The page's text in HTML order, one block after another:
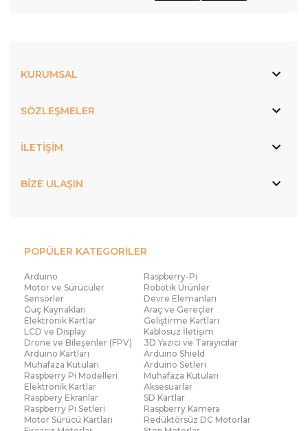
KURUMSAL
SÖZLEŞMELER
İLETİŞİM
BİZE ULAŞIN
POPÜLER KATEGORİLER
Arduino
Raspberry-Pi
Motor ve Sürücüler
Robotik Ürünler
Sensörler
Devre Elemanları
Güç Kaynakları
Araç ve Gereçler
Elektronik Kartlar
Geliştirme Kartları
LCD ve Display
Kablosuz İletişim
Drone ve Bileşenler (FPV)
3D Yazıcı ve Tarayıcılar
Arduino Kartları
Arduino Shield
Muhafaza Kutuları
Arduino Setleri
Raspberry Pi Modelleri
Muhafaza Kutuları
Elektronik Kartlar
Aksesuarlar
Raspbery Ekranlar
SD Kartlar
Raspberry Pi Setleri
Raspberry Kamera
Motor Sürücü Kartları
Redüktörsüz DC Motorlar